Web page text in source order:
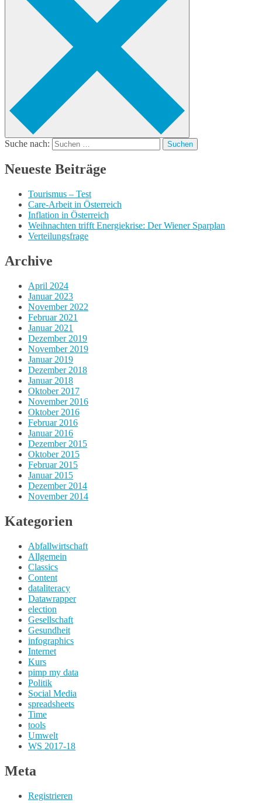
Suche nach:
Neueste Beiträge
Tourismus – Test
Care-Arbeit in Österreich
Inflation in Österreich
Weihnachten trifft Energiekrise: Der Wiener Sparplan
Verteilungsfrage
Archive
April 2024
Januar 2023
November 2022
Februar 2021
Januar 2021
Dezember 2019
November 2019
Januar 2019
Dezember 2018
Januar 2018
Oktober 2017
November 2016
Oktober 2016
Februar 2016
Januar 2016
Dezember 2015
Oktober 2015
Februar 2015
Januar 2015
Dezember 2014
November 2014
Kategorien
Abfallwirtschaft
Allgemein
Classics
Content
dataliteracy
Datawrapper
election
Gesellschaft
Gesundheit
infographics
Internet
Kurs
pimp my data
Politik
Social Media
spreadsheets
Time
tools
Umwelt
WS 2017-18
Meta
Registrieren